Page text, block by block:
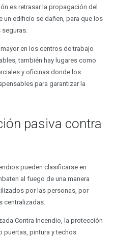
es retrasar la propagación del
un edificio se dañen, para que los
seguras.
en los centros de trabajo
también hay lugares como
y oficinas donde los
para garantizar la
pasiva contra
pueden clasificarse en
al fuego de una manera
por las personas, por
centralizadas.
Contra Incendio, la protección
puertas, pintura y techos